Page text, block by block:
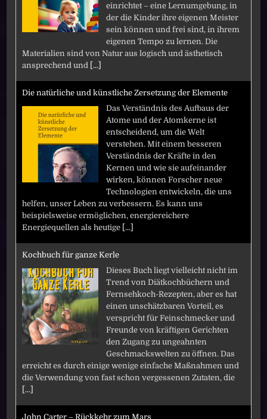
einrichtet – eine Lernumgebung, in
der die Kinder ihre eigenen Meister
sein können und frei sind, in ihrem
eigenen Tempo zu lernen. Die
Materialien sind von Natur aus logisch und ästhetisch
ansprechend und [...]
Die natürliche und künstliche Zersetzung der Elemente
Das Verständnis des Aufbaus der
Atome und der Atomkerne ist
entscheidend, um die Welt
verstehen. Mit einem besseren
Verständnis der Kräfte in den
Kernen und wie sie aufeinander
wirken, können Forscher neue
Technologien entwickeln, die uns
helfen, unser Leben zu verbessern. Es kann uns
beispielsweise ermöglichen, energiereichere
Energiequellen als heutige [...]
Kochbuch für ganze Kerle
Dieses Buch liegt vielleicht nicht im
Trend von Diätkochbüchern und
Fernsehkoch-Rezepten, aber es hat
einen unschätzbaren Vorteil, es
verspricht für Feinschmecker und
Freunde von kräftigen Gerichten
den Zugang zu ungeahnten
Geschmackswelten zu öffnen. Das
erreicht es durch einige wenige einfache Maßnahmen und
die Verwendung von fast schon vergessenen Zutaten, die
[...]
John Carter – Rückkehr zum Mars